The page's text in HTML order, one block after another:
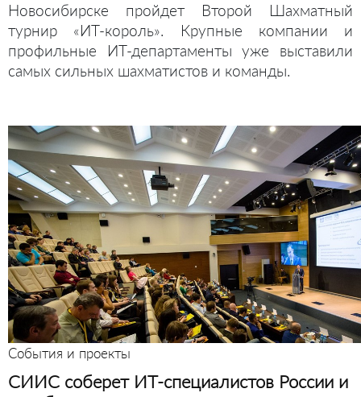
Новосибирске пройдет Второй Шахматный
турнир «ИТ-король». Крупные компании и
профильные ИТ-департаменты уже выставили
самых сильных шахматистов и команды.
События и проекты
СИИС соберет ИТ-специалистов России и